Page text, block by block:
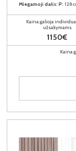
Miegamoji dalis: P:
Kaina galioja
užsakymams
1150€
Kaina